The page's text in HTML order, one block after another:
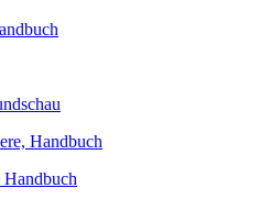
Handbuch